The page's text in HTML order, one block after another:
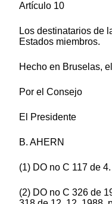
Artículo 10
Los destinatarios de
Estados miembros.
Hecho en Bruselas,
Por el Consejo
El Presidente
B. AHERN
(1) DO no C 117 de
(2) DO no C 326 de